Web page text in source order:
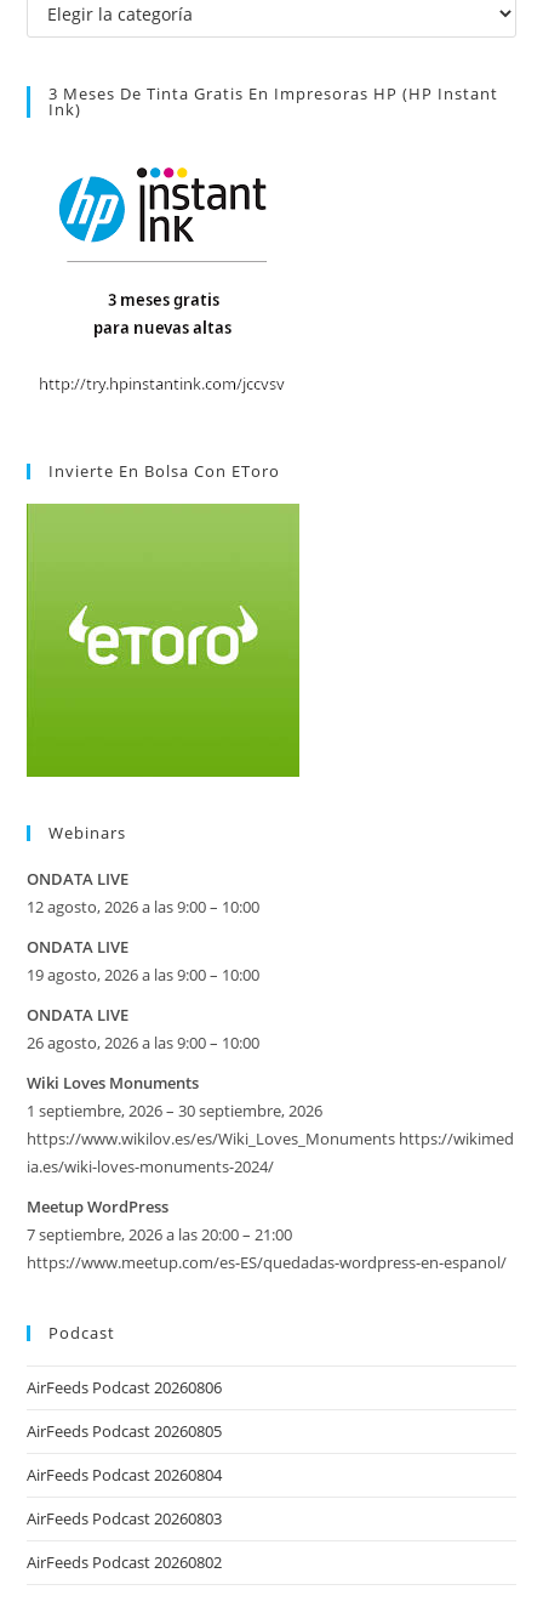
3 Meses De Tinta Gratis En Impresoras HP (HP Instant
Ink)
Invierte En Bolsa Con EToro
Webinars
ONDATA LIVE
12 agosto, 2026 a las 9:00 – 10:00
ONDATA LIVE
19 agosto, 2026 a las 9:00 – 10:00
ONDATA LIVE
26 agosto, 2026 a las 9:00 – 10:00
Wiki Loves Monuments
1 septiembre, 2026 – 30 septiembre, 2026
https://www.wikilov.es/es/Wiki_Loves_Monuments https://wikimed
ia.es/wiki-loves-monuments-2024/
Meetup WordPress
7 septiembre, 2026 a las 20:00 – 21:00
https://www.meetup.com/es-ES/quedadas-wordpress-en-espanol/
Podcast
AirFeeds Podcast 20260806
AirFeeds Podcast 20260805
AirFeeds Podcast 20260804
AirFeeds Podcast 20260803
AirFeeds Podcast 20260802